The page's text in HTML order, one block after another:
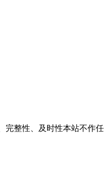
完整性、及时性本站不作任